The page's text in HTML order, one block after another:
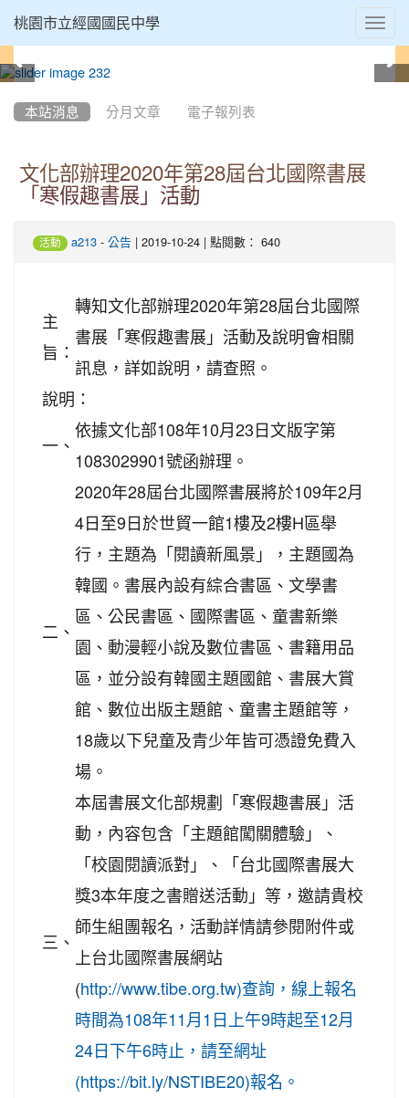
桃園市立經國國民中學
本站消息 分月文章 電子報列表
文化部辦理2020年第28屆台北國際書展
「寒假趣書展」活動
活動 a213 - 公告 | 2019-10-24 | 點閱數： 640
主
旨：
轉知文化部辦理2020年第28屆台北國際
書展「寒假趣書展」活動及說明會相關
訊息，詳如說明，請查照。
說明：
一、
依據文化部108年10月23日文版字第
1083029901號函辦理。
二、
2020年28屆台北國際書展將於109年2月
4日至9日於世貿一館1樓及2樓H區舉
行，主題為「閱讀新風景」，主題國為
韓國。書展內設有綜合書區、文學書
區、公民書區、國際書區、童書新樂
園、動漫輕小說及數位書區、書籍用品
區，並分設有韓國主題國館、書展大賞
館、數位出版主題館、童書主題館等，
18歲以下兒童及青少年皆可憑證免費入
場。
三、
本屆書展文化部規劃「寒假趣書展」活
動，內容包含「主題館闖關體驗」、
「校園閱讀派對」、「台北國際書展大
獎3本年度之書贈送活動」等，邀請貴校
師生組團報名，活動詳情請參閱附件或
上台北國際書展網站
(http://www.tibe.org.tw)查詢，線上報名
時間為108年11月1日上午9時起至12月
24日下午6時止，請至網址
(https://bit.ly/NSTIBE20)報名。